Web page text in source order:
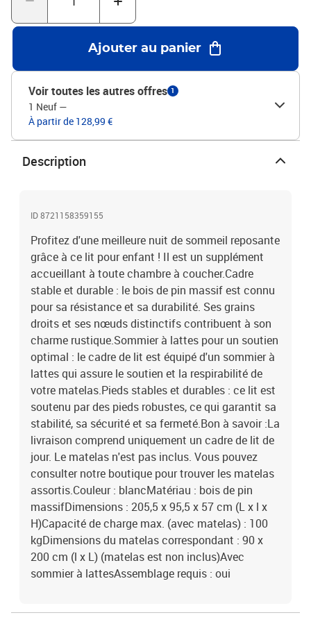
correspondant : 90 x 200 cm (l x L) (matelas est non inclus)Avec
sommier à lattesAssemblage requis : oui
Ajouter au panier
Voir toutes les autres offres 1
1 Neuf —
À partir de 128,99 €
Description
ID 8721158359155
Profitez d'une meilleure nuit de sommeil reposante
grâce à ce lit pour enfant ! Il est un supplément
accueillant à toute chambre à coucher.Cadre
stable et durable : le bois de pin massif est connu
pour sa résistance et sa durabilité. Ses grains
droits et ses nœuds distinctifs contribuent à son
charme rustique.Sommier à lattes pour un soutien
optimal : le cadre de lit est équipé d'un sommier à
lattes qui assure le soutien et la respirabilité de
votre matelas.Pieds stables et durables : ce lit est
soutenu par des pieds robustes, ce qui garantit sa
stabilité, sa sécurité et sa fermeté.Bon à savoir :La
livraison comprend uniquement un cadre de lit de
jour. Le matelas n'est pas inclus. Vous pouvez
consulter notre boutique pour trouver les matelas
assortis.Couleur : blancMatériau : bois de pin
massifDimensions : 205,5 x 95,5 x 57 cm (L x l x
H)Capacité de charge max. (avec matelas) : 100
kgDimensions du matelas correspondant : 90 x
200 cm (l x L) (matelas est non inclus)Avec
sommier à lattesAssemblage requis : oui